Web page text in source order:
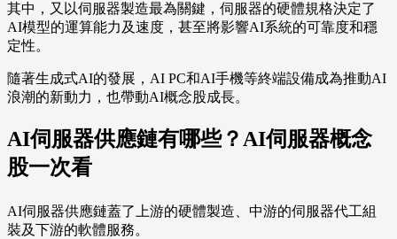
其中，又以伺服器製造最為關鍵，伺服器的硬體規格決定了
AI模型的運算能力及速度，甚至將影響AI系統的可靠度和穩
定性。
隨著生成式AI的發展，AI PC和AI手機等終端設備成為推動AI
浪潮的新動力，也帶動AI概念股成長。
AI伺服器供應鏈有哪些？AI伺服器概念
股一次看
AI伺服器供應鏈蓋了上游的硬體製造、中游的伺服器代工組
裝及下游的軟體服務。